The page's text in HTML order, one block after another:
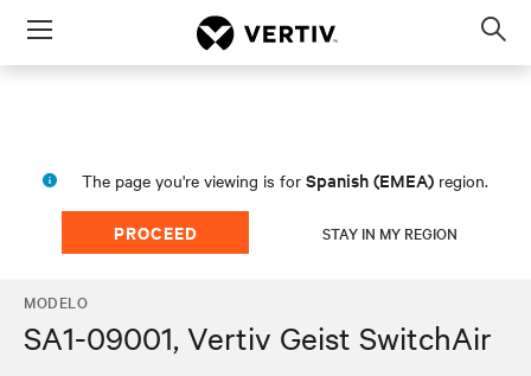
Menu
The page you're viewing is for Spanish (EMEA) region.
PROCEED STAY IN MY REGION
MODELO
SA1-09001, Vertiv Geist SwitchAir